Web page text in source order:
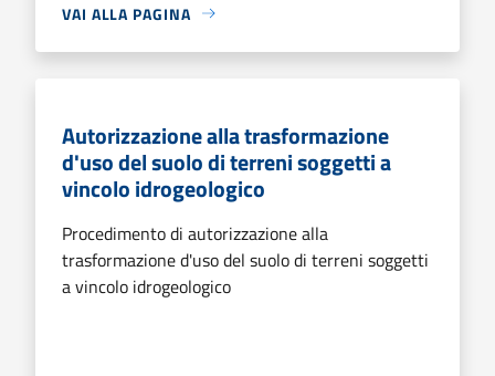
VAI ALLA PAGINA
Autorizzazione alla trasformazione
d'uso del suolo di terreni soggetti a
vincolo idrogeologico
Procedimento di autorizzazione alla
trasformazione d'uso del suolo di terreni soggetti
a vincolo idrogeologico